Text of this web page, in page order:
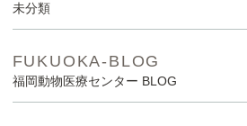
未分類
FUKUOKA-BLOG
福岡動物医療センター BLOG